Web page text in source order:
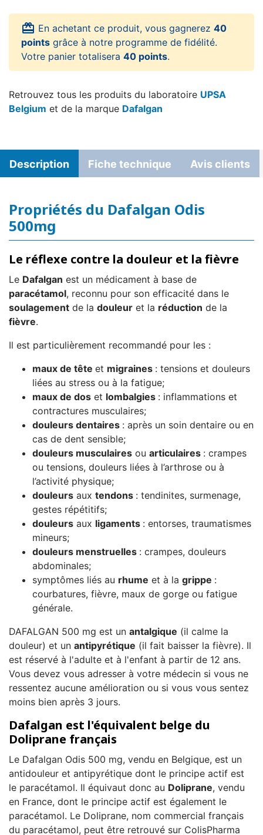
card_giftcard En achetant ce produit, vous gagnerez 40
points grâce à notre programme de fidélité.
Votre panier totalisera 40 points.
Retrouvez tous les produits du laboratoire UPSA
Belgium et de la marque Dafalgan
Description Fiche technique Avis clients
Propriétés du Dafalgan Odis
500mg
Le réflexe contre la douleur et la fièvre
Le Dafalgan est un médicament à base de
paracétamol, reconnu pour son efficacité dans le
soulagement de la douleur et la réduction de la
fièvre.
Il est particulièrement recommandé pour les :
maux de tête et migraines : tensions et douleurs
liées au stress ou à la fatigue;
maux de dos et lombalgies : inflammations et
contractures musculaires;
douleurs dentaires : après un soin dentaire ou en
cas de dent sensible;
douleurs musculaires ou articulaires : crampes
ou tensions, douleurs liées à l’arthrose ou à
l’activité physique;
douleurs aux tendons : tendinites, surmenage,
gestes répétitifs;
douleurs aux ligaments : entorses, traumatismes
mineurs;
douleurs menstruelles : crampes, douleurs
abdominales;
symptômes liés au rhume et à la grippe :
courbatures, fièvre, maux de gorge ou fatigue
générale.
DAFALGAN 500 mg est un antalgique (il calme la
douleur) et un antipyrétique (il fait baisser la fièvre). Il
est réservé à l'adulte et à l'enfant à partir de 12 ans.
Vous devez vous adresser à votre médecin si vous ne
ressentez aucune amélioration ou si vous vous sentez
moins bien après 3 jours.
Dafalgan est l'équivalent belge du
Doliprane français
Le Dafalgan Odis 500 mg, vendu en Belgique, est un
antidouleur et antipyrétique dont le principe actif est
le paracétamol. Il équivaut donc au Doliprane, vendu
en France, dont le principe actif est également le
paracétamol. Le Doliprane, nom commercial français
du paracétamol, peut être retrouvé sur ColisPharma